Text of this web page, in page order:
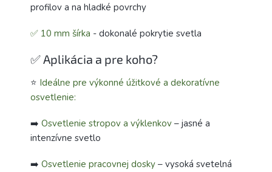
profilov a na hladké povrchy
✅ 10 mm šírka - dokonalé pokrytie svetla
✅ Aplikácia a pre koho?
⭐ Ideálne pre výkonné úžitkové a dekoratívne
osvetlenie:
➡️ Osvetlenie stropov a výklenkov – jasné a
intenzívne svetlo
➡️ Osvetlenie pracovnej dosky – vysoká svetelná